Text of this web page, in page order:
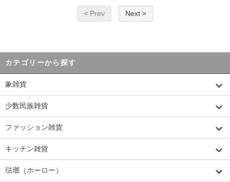
< Prev Next >
カテゴリーから探す
象雑貨
少数民族雑貨
ファッション雑貨
キッチン雑貨
琺瑯（ホーロー）